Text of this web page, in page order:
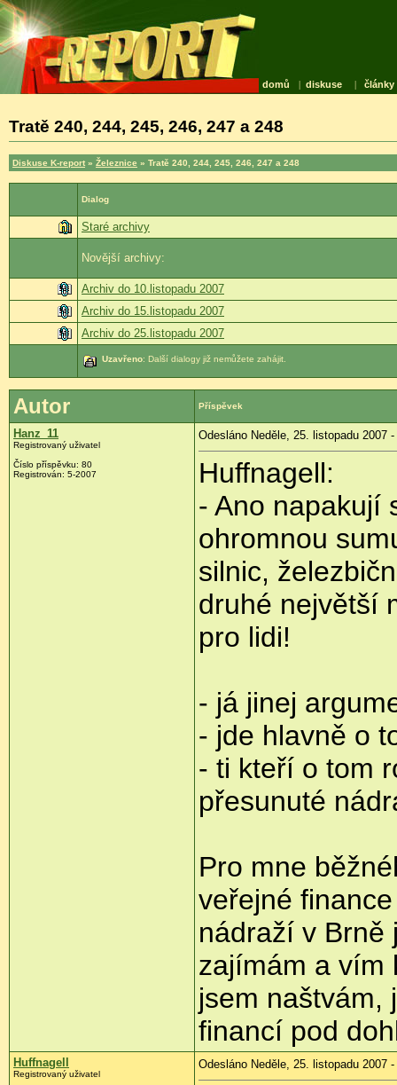
domů | diskuse | články
Tratě 240, 244, 245, 246, 247 a 248
Diskuse K-report » Železnice » Tratě 240, 244, 245, 246, 247 a 248
Dialog
Staré archivy
Novější archivy:
Archiv do 10.listopadu 2007
Archiv do 15.listopadu 2007
Archiv do 25.listopadu 2007
Uzavřeno: Další dialogy již nemůžete zahájit.
Autor Příspěvek
Hanz_11
Registrovaný uživatel
Číslo příspěvku: 80
Registrován: 5-2007
Odesláno Neděle, 25. listopadu 2007 -
Huffnagell:
- Ano napakují
ohromnou
silnic,
druhé největší
pro lidi!
- já jinej
- jde hlavně o
- ti kteří o tom
přesunuté
Pro mne
veřejné
nádraží v Brně
zajímám a vím
jsem naštvám,
financí pod
Huffnagell
Registrovaný uživatel
Odesláno Neděle, 25. listopadu 2007 -